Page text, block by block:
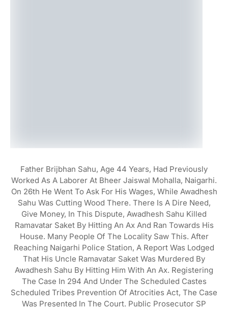
Father Brijbhan Sahu, Age 44 Years, Had Previously
Worked As A Laborer At Bheer Jaiswal Mohalla, Naigarhi.
On 26th He Went To Ask For His Wages, While Awadhesh
Sahu Was Cutting Wood There. There Is A Dire Need,
Give Money, In This Dispute, Awadhesh Sahu Killed
Ramavatar Saket By Hitting An Ax And Ran Towards His
House. Many People Of The Locality Saw This. After
Reaching Naigarhi Police Station, A Report Was Lodged
That His Uncle Ramavatar Saket Was Murdered By
Awadhesh Sahu By Hitting Him With An Ax. Registering
The Case In 294 And Under The Scheduled Castes
Scheduled Tribes Prevention Of Atrocities Act, The Case
Was Presented In The Court. Public Prosecutor SP